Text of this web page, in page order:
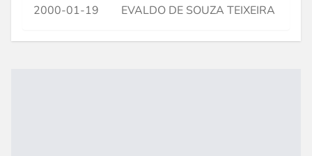
2000-01-19 EVALDO DE SOUZA TEIXEIRA